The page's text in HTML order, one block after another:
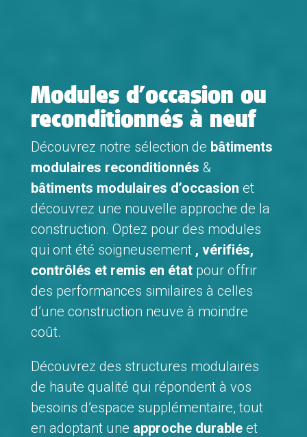
Modules d’occasion ou
reconditionnés à neuf
Découvrez notre sélection de bâtiments
modulaires reconditionnés &
bâtiments modulaires d’occasion et
découvrez une nouvelle approche de la
construction. Optez pour des modules
qui ont été soigneusement , vérifiés,
contrôlés et remis en étatpour offrir
des performances similaires à celles
d’une construction neuve à moindre
coût.
Découvrez des structures modulaires
de haute qualité qui répondent à vos
besoins d’espace supplémentaire, tout
en adoptant une approche durableet